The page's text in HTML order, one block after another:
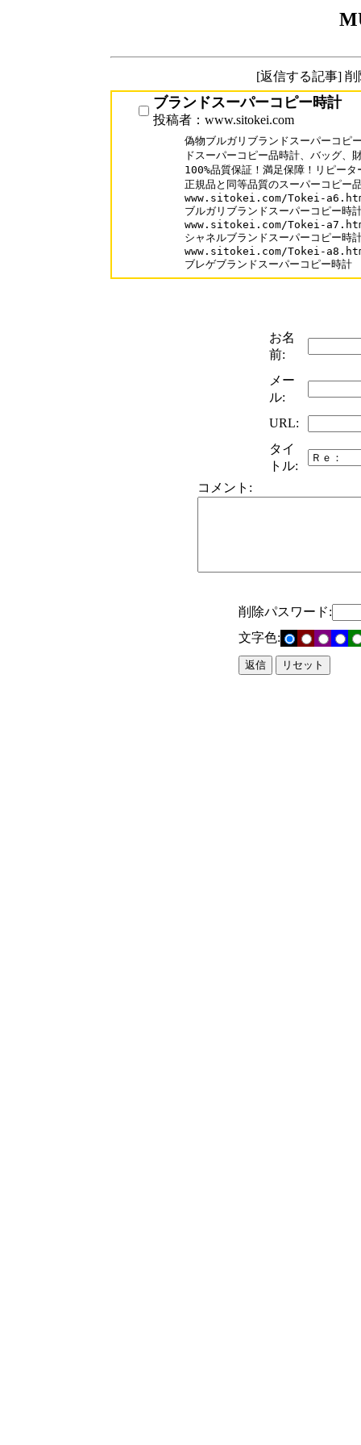
[返信する記事]
ブランドスーパーコピー時計
投稿者：www.sitokei.com
偽物ブルガリブランドスーパーコピ
ドスーパーコピー品時計、バッグ
100%品質保証！満足保障！リピー
正規品と同等品質のスーパーコピー
www.sitokei.com/Tokei-
ブルガリブランドスーパーコピー時
www.sitokei.com/Tokei-
シャネルブランドスーパーコピー時
www.sitokei.com/Tokei-
ブレゲブランドスーパーコピー時計
お名
前:
メー
ル:
URL:
タイ
トル:
コメント:
削除パスワード:
文字色: